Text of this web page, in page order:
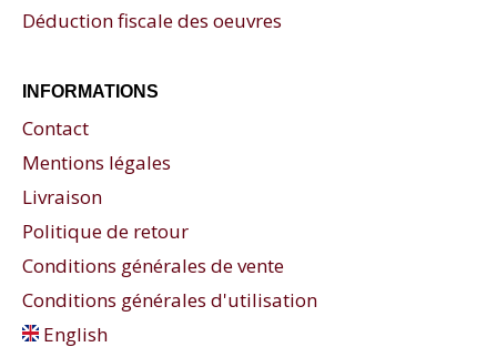
Déduction fiscale des oeuvres
INFORMATIONS
Contact
Mentions légales
Livraison
Politique de retour
Conditions générales de vente
Conditions générales d'utilisation
English